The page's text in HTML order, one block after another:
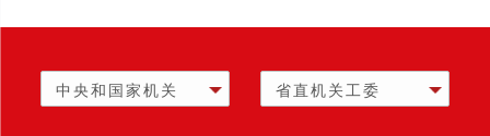
中央和国家机关 省直机关工委